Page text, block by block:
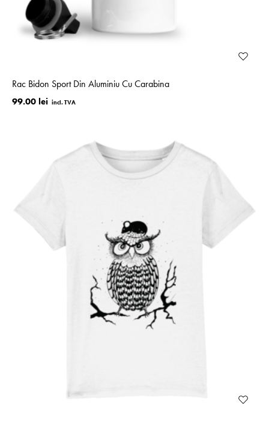
Rac Bidon Sport Din Aluminiu Cu Carabina
99.00 lei